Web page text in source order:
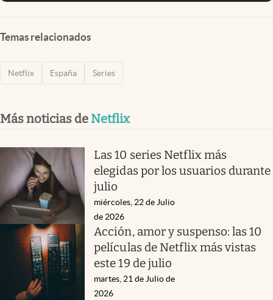
Temas relacionados
Netflix España Series
Más noticias de Netflix
Las 10 series Netflix más
elegidas por los usuarios durante
julio
miércoles, 22 de Julio
de 2026
Acción, amor y suspenso: las 10
películas de Netflix más vistas
este 19 de julio
martes, 21 de Julio de
2026